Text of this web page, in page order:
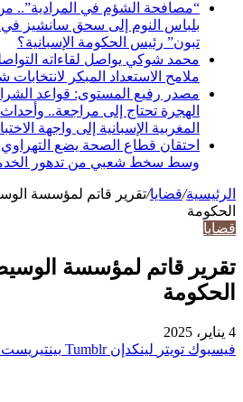
“مصافحة الشؤم في
بلباس النوم إلى سحق سانشيز في
تبون” رئيس الحكومة الإسبانية؟
محمد شوكي يواصل لقاءاته
ملامح الاستعداد المبكر لانتخابات شتنبر
مصدر رفيع المستوى: قواعد
الهجرة تحتاج إلى مراجعة..
المغربية الإسبانية إلى واجهة
احتقان قطاع الصحة يضع التهراوي
وسط سخط شعبي من تدهور
الرئيسية/قضايا/تقرير قاتم لمؤسسة
الحكومة
قضايا
تقرير قاتم لمؤسسة
الحكومة
4 يناير، 2025
فيسبوك تويتر لينكدإن بينتيريست